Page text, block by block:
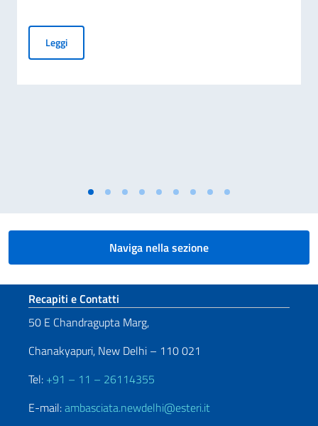
LeggiAVVISO DI ASSUNZIONE DI 02 IMPIEGATI A CONTRATTO
Naviga nella sezione
Sezione footer
Recapiti e Contatti
50 E Chandragupta Marg,
Chanakyapuri, New Delhi – 110 021
Tel: +91 – 11 – 26114355
E-mail:ambasciata.newdelhi@esteri.it